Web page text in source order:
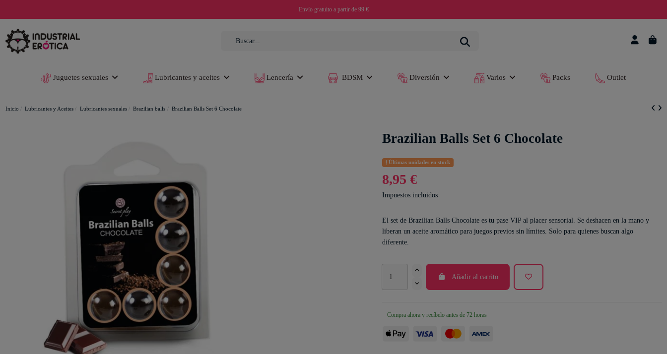
Envío gratuito a partir de 99 €
Juguetes sexuales Lubricantes y aceites Lencería BDSM Diversión Varios Packs Outlet
Inicio Lubricantes y Aceites Lubricantes sexuales Brazilian balls Brazilian Balls Set 6 Chocolate
Brazilian Balls Set 6 Chocolate
Últimas unidades en stock
8,95 €
Impuestos incluidos
El set de Brazilian Balls Chocolate es tu pase VIP al placer sensorial. Se deshacen en la mano y
liberan un aceite aromático para juegos previos sin límites. Solo para quienes buscan algo
diferente.
Añadir al carrito
Compra ahora y recíbelo antes de 72 horas